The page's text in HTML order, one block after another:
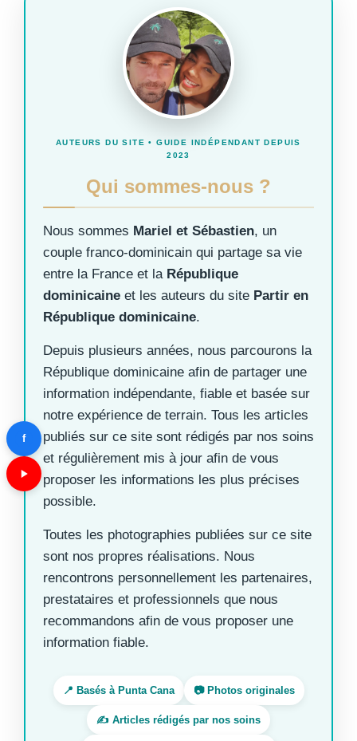
AUTEURS DU SITE • GUIDE INDÉPENDANT DEPUIS
2023
Qui sommes-nous ?
Nous sommes Mariel et Sébastien, un
couple franco-dominicain qui partage sa vie
entre la France et la République
dominicaine et les auteurs du site Partir en
République dominicaine.
Depuis plusieurs années, nous parcourons la
République dominicaine afin de partager une
information indépendante, fiable et basée sur
notre expérience de terrain. Tous les articles
publiés sur ce site sont rédigés par nos soins
et régulièrement mis à jour afin de vous
proposer les informations les plus précises
possible.
Toutes les photographies publiées sur ce site
sont nos propres réalisations. Nous
rencontrons personnellement les partenaires,
prestataires et professionnels que nous
recommandons afin de vous proposer une
information fiable.
📍 Basés à Punta Cana 📷 Photos originales
✍️ Articles rédigés par nos soins
f